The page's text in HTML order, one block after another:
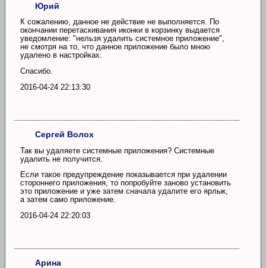
Юрий
К сожалению, данное не действие не выполняется. По
окончании перетаскивания иконки в корзинку выдается
уведомление: "нельзя удалить системное приложение",
не смотря на то, что данное приложение было мною
удалено в настройках.
Спасибо.
2016-04-24 22:13:30
Сергей Волох
Так вы удаляете системные приложения? Системные
удалить не получится.
Если такое предупреждение показывается при удалении
стороннего приложения, то попробуйте заново установить
это приложение и уже затем сначала удалите его ярлык,
а затем само приложение.
2016-04-24 22:20:03
Арина